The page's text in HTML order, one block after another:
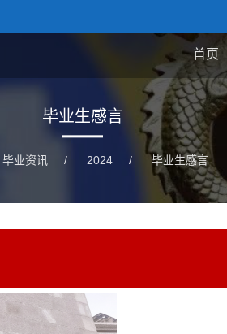
首页
毕业生感言
毕业资讯 / 2024 / 毕业生感言